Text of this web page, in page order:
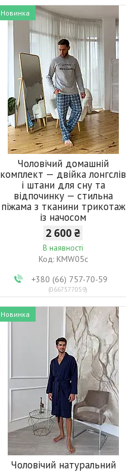
Новинка
Чоловічий домашній
комплект — двійка лонгслів
і штани для сну та
відпочинку — стильна
піжама з тканини трикотаж
із начосом
2 600 ₴
В наявності
KMW05c
+380 (66) 757-70-59
0667577059
Новинка
Чоловічий натуральний